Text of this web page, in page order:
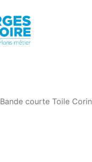
Bande courte Toile